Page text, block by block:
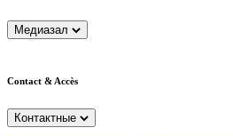
Медиазал
Contact & Accès
Контактные